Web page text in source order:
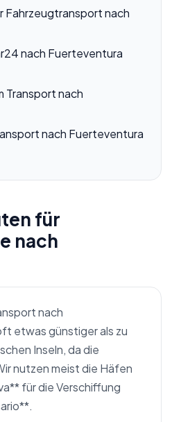
Fahrzeugtransport nach
nach Fuerteventura
Transport nach
nach Fuerteventura
für
nach
nach
etwas günstiger als zu
Inseln, da die
nutzen meist die Häfen
für die Verschiffung